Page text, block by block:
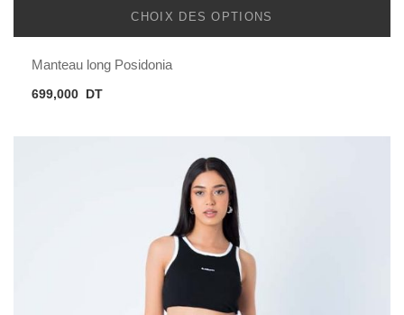
CHOIX DES OPTIONS
Manteau long Posidonia
699,000 DT